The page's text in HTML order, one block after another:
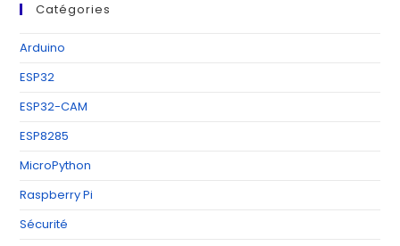
Catégories
Arduino
ESP32
ESP32-CAM
ESP8285
MicroPython
Raspberry Pi
Sécurité